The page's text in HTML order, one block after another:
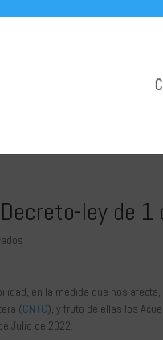
ley de
en la medida que nos
(CNTC), y fruto de ellas los
Julio de 2022.